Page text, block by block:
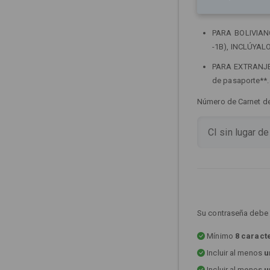
PARA
-1B),
PARA
de pasaporte**.
Número de Carnet
Su contraseña
Mínimo 8
Incluir al menos